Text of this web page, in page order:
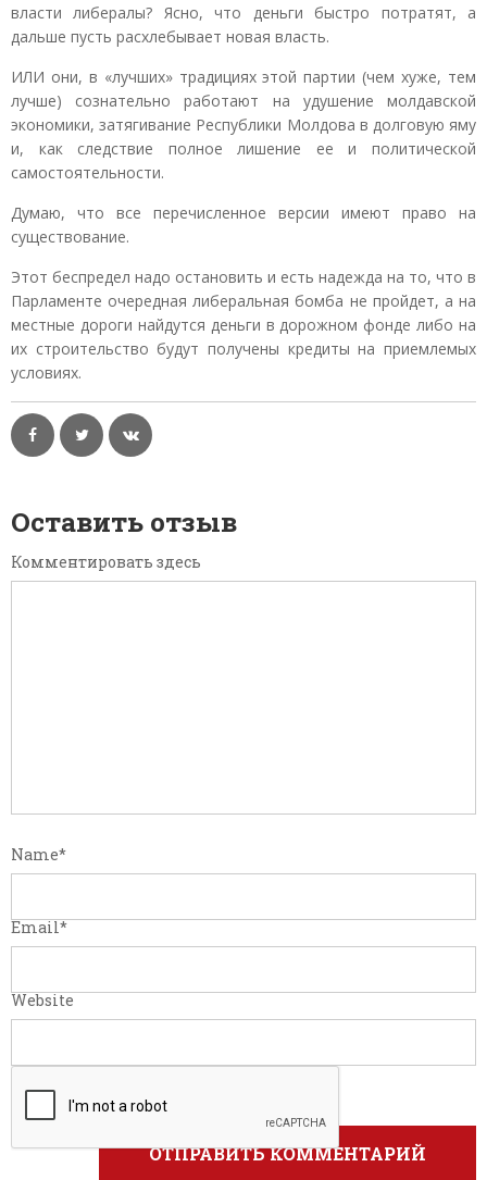
власти либералы? Ясно, что деньги быстро потратят, а
дальше пусть расхлебывает новая власть.
ИЛИ они, в «лучших» традициях этой партии (чем хуже, тем
лучше) сознательно работают на удушение молдавской
экономики, затягивание Республики Молдова в долговую яму
и, как следствие полное лишение ее и политической
самостоятельности.
Думаю, что все перечисленное версии имеют право на
существование.
Этот беспредел надо остановить и есть надежда на то, что в
Парламенте очередная либеральная бомба не пройдет, а на
местные дороги найдутся деньги в дорожном фонде либо на
их строительство будут получены кредиты на приемлемых
условиях.
Оставить отзыв
Комментировать здесь
Name*
Email*
Website